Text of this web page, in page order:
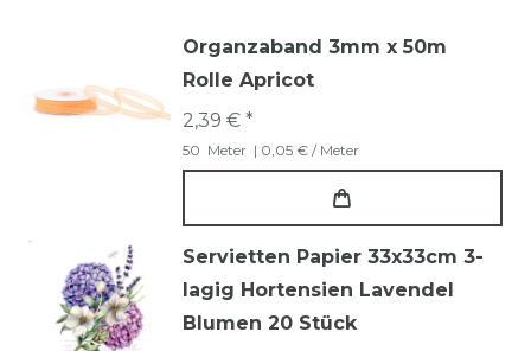
Organzaband 3mm x 50m
Rolle Apricot
2,39 € *
50 Meter | 0,05 € / Meter
Servietten Papier 33x33cm 3-
lagig Hortensien Lavendel
Blumen 20 Stück